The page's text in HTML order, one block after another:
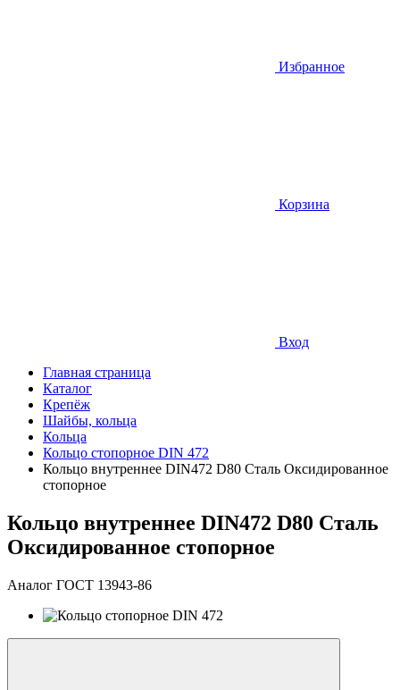
Избранное
Корзина
Вход
Главная страница
Каталог
Крепёж
Шайбы, кольца
Кольца
Кольцо стопорное DIN 472
Кольцо внутреннее DIN472 D80 Сталь Оксидированное
стопорное
Кольцо внутреннее DIN472 D80 Сталь
Оксидированное стопорное
Аналог ГОСТ 13943-86